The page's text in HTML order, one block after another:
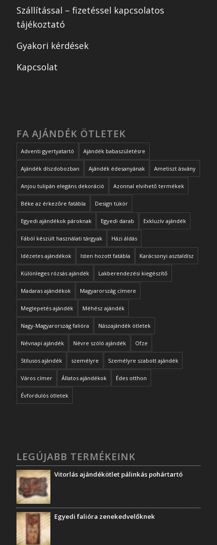
Szállítással – fizetéssel kapcsolatos
tájékoztató
Gyakori kérdések
Kapcsolat
FA AJÁNDÉK ÖTLETEK
Adventi gyertyatartó Ajándék babaszületésre
Ajándék díszdobozban Ajándék édesanyának Ametiszt ásvány
Anjou tulipán elegáns dekoráció Azonnal elvihető termékek
Béke az érkezőre fatábla Design tükör
Egyedi ajándékok pároknak Egyedi darab Exkluzív ajándék
Fából készült használati tárgyak Házi áldás
Idézetes ajándékok Isten hozott fatábla Karácsonyi asztaldísz
Különleges rózsás ajándék Lakberendezési kiegészítő
Madaras ajándékok Magyarország címere
Meglepetés ajándék Méhész ajándék
Nagy-Magyarország falióra Nászajándék ötletek
Névnapi ajándék Névre szóló ajándék Ofze
Stílusos ajándék személyre Személyre szabott ajándék
Város címer Állatos ajándékok Édes otthon
Évfordulós ötletek
LEGÚJABB TERMÉKEINK
Vitorlás ajándékötlet pálinkás pohártartó
Egyedi falióra zenekedvelőknek